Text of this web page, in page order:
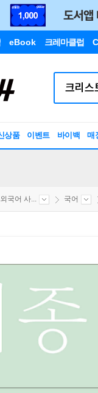
eBook 크레마클럽
상품 이벤트 바이백 매
국어 사... 국어